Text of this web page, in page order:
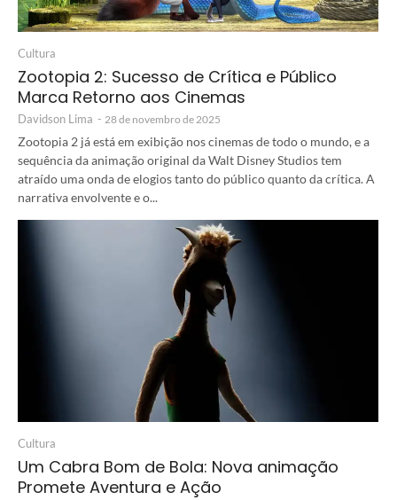
Cultura
Zootopia 2: Sucesso de Crítica e Público
Marca Retorno aos Cinemas
Davidson Lima - 28 de novembro de 2025
Zootopia 2 já está em exibição nos cinemas de todo o mundo, e a
sequência da animação original da Walt Disney Studios tem
atraído uma onda de elogios tanto do público quanto da crítica. A
narrativa envolvente e o...
Cultura
Um Cabra Bom de Bola: Nova animação
Promete Aventura e Ação